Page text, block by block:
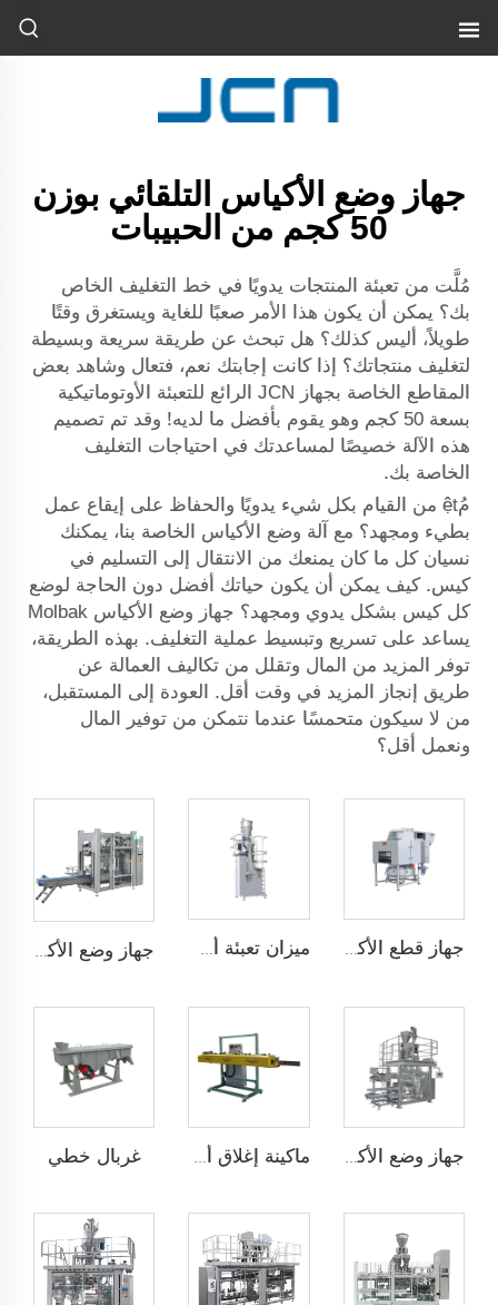
جهاز وضع الأكياس التلقائي بوزن
50 كجم من الحبيبات
مُلَّت من تعبئة المنتجات يدويًا في خط التغليف الخاص
بك؟ يمكن أن يكون هذا الأمر صعبًا للغاية ويستغرق وقتًا
طويلاً، أليس كذلك؟ هل تبحث عن طريقة سريعة وبسيطة
لتغليف منتجاتك؟ إذا كانت إجابتك نعم، فتعال وشاهد بعض
المقاطع الخاصة بجهاز JCN الرائع للتعبئة الأوتوماتيكية
بسعة 50 كجم وهو يقوم بأفضل ما لديه! وقد تم تصميم
هذه الآلة خصيصًا لمساعدتك في احتياجات التغليف
الخاصة بك.
مُệt من القيام بكل شيء يدويًا والحفاظ على إيقاع عمل
بطيء ومجهد؟ مع آلة وضع الأكياس الخاصة بنا، يمكنك
نسيان كل ما كان يمنعك من الانتقال إلى التسليم في
كيس. كيف يمكن أن يكون حياتك أفضل دون الحاجة لوضع
كل كيس بشكل يدوي ومجهد؟ جهاز وضع الأكياس Molbak
يساعد على تسريع وتبسيط عملية التغليف. بهذه الطريقة،
توفر المزيد من المال وتقلل من تكاليف العمالة عن
طريق إنجاز المزيد في وقت أقل. العودة إلى المستقبل،
من لا سيكون متحمسًا عندما نتمكن من توفير المال
ونعمل أقل؟
جهاز قطع الأكياس تلقائيًا ميزان تعبئة أسفل جهاز وضع الأكياس تلقائيًا JCN-G1-1A
جهاز وضع الأكياس تلقائيًا بسرعة عالية JCN-G1-2G-1 ماكينة إغلاق أكياس الشكل المvelope غربال خطي